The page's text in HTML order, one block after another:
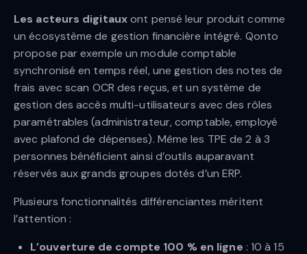
Les acteurs digitauxont pensé leur produit comme
un écosystème de gestion financière intégré. Qonto
propose par exemple un module comptable
synchronisé en temps réel, une gestion des notes de
frais avec scan OCR des reçus, et un système de
gestion des accès multi-utilisateurs avec des rôles
paramétrables (administrateur, comptable, employé
avec plafond de dépenses). Même les TPE de 2 à 3
personnes bénéficient ainsi d’outils auparavant
réservés aux grands groupes dotés d’un ERP.
Plusieurs fonctionnalités différenciantes méritent
l’attention :
L’ouverture de compte 100 % en ligne : 10 à 15